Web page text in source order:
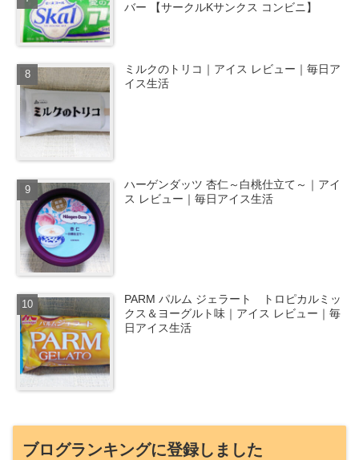
バー 【サークルKサンクス コンビニ】
ミルクのトリコ｜アイス レビュー｜毎日ア
イス生活
ハーゲンダッツ 杏仁～白桃仕立て～｜アイ
ス レビュー｜毎日アイス生活
PARM パルム ジェラート トロピカルミッ
クス＆ヨーグルト味｜アイス レビュー｜毎
日アイス生活
ブログランキングに登録しました